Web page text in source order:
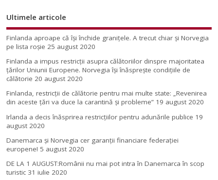
Ultimele articole
Finlanda aproape că își închide granițele. A trecut chiar și Norvegia
pe lista roșie 25 august 2020
Finlanda a impus restricţii asupra călătoriilor dinspre majoritatea
ţărilor Uniunii Europene. Norvegia își înăsprește condițiile de
călătorie 20 august 2020
Finlanda, restricţii de călătorie pentru mai multe state: „Revenirea
din aceste ţări va duce la carantină şi probleme” 19 august 2020
Irlanda a decis înăsprirea restricțiilor pentru adunările publice 19
august 2020
Danemarca și Norvegia cer garanții financiare federației
europene! 5 august 2020
DE LA 1 AUGUST:Românii nu mai pot intra în Danemarca în scop
turistic 31 iulie 2020